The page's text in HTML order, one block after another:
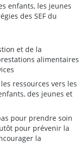
enfants, les jeunes
des SEF du
et de la
alimentaires
ressources vers les
des jeunes et
pour prendre soin
pour prévenir la
la